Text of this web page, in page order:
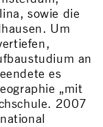
sowie die
Um
an
es
„mit
2007